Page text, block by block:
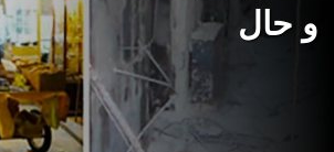
و حال